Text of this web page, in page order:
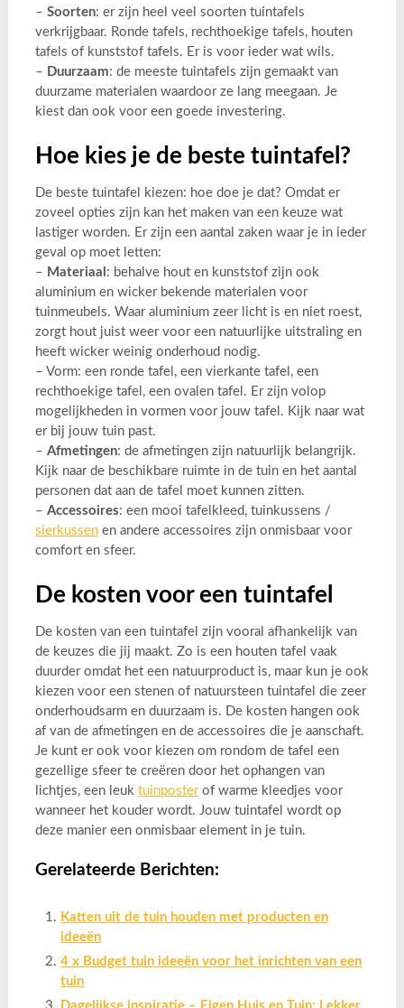
– Soorten: er zijn heel veel soorten tuintafels
verkrijgbaar. Ronde tafels, rechthoekige tafels, houten
tafels of kunststof tafels. Er is voor ieder wat wils.
– Duurzaam: de meeste tuintafels zijn gemaakt van
duurzame materialen waardoor ze lang meegaan. Je
kiest dan ook voor een goede investering.
Hoe kies je de beste tuintafel?
De beste tuintafel kiezen: hoe doe je dat? Omdat er
zoveel opties zijn kan het maken van een keuze wat
lastiger worden. Er zijn een aantal zaken waar je in ieder
geval op moet letten:
– Materiaal : behalve hout en kunststof zijn ook
aluminium en wicker bekende materialen voor
tuinmeubels. Waar aluminium zeer licht is en niet roest,
zorgt hout juist weer voor een natuurlijke uitstraling en
heeft wicker weinig onderhoud nodig.
– Vorm: een ronde tafel, een vierkante tafel, een
rechthoekige tafel, een ovalen tafel. Er zijn volop
mogelijkheden in vormen voor jouw tafel. Kijk naar wat
er bij jouw tuin past.
– Afmetingen: de afmetingen zijn natuurlijk belangrijk.
Kijk naar de beschikbare ruimte in de tuin en het aantal
personen dat aan de tafel moet kunnen zitten.
– Accessoires: een mooi tafelkleed, tuinkussens /
sierkussenen andere accessoires zijn onmisbaar voor
comfort en sfeer.
De kosten voor een tuintafel
De kosten van een tuintafel zijn vooral afhankelijk van
de keuzes die jij maakt. Zo is een houten tafel vaak
duurder omdat het een natuurproduct is, maar kun je ook
kiezen voor een stenen of natuursteen tuintafel die zeer
onderhoudsarm en duurzaam is. De kosten hangen ook
af van de afmetingen en de accessoires die je aanschaft.
Je kunt er ook voor kiezen om rondom de tafel een
gezellige sfeer te creëren door het ophangen van
lichtjes, een leuk tuinposterof warme kleedjes voor
wanneer het kouder wordt. Jouw tuintafel wordt op
deze manier een onmisbaar element in je tuin.
Gerelateerde Berichten:
Katten uit de tuin houden met producten en
ideeën
4 x Budget tuin ideeën voor het inrichten van een
tuin
Dagelijkse inspiratie – Eigen Huis en Tuin: Lekker